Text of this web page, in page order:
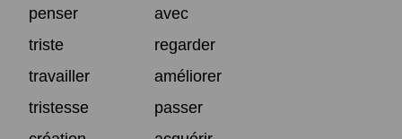
penser
avec
triste
regarder
travailler
améliorer
tristesse
passer